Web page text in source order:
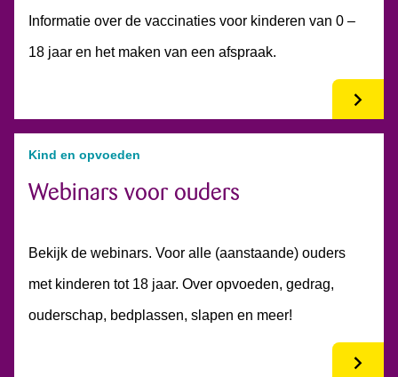
Informatie over de vaccinaties voor kinderen van 0 –
18 jaar en het maken van een afspraak.
Kind en opvoeden
Webinars voor ouders
Bekijk de webinars. Voor alle (aanstaande) ouders
met kinderen tot 18 jaar. Over opvoeden, gedrag,
ouderschap, bedplassen, slapen en meer!